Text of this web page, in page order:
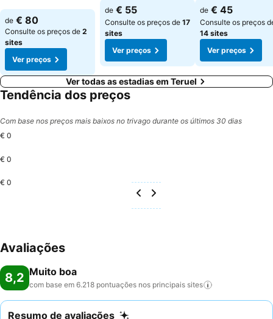
Ver preços
de € 80
Consulte os preços de 2
sites
Ver preços
Ver preços
de € 55
Consulte os preços de 17
sites
Ver preços
Ver preços
de € 45
Consulte os preços
14 sites
Ver preços
Ver todas as estadias em Teruel
Tendência dos preços
Com base nos preços mais baixos no trivago durante os últimos 30 dias
€ 0
€ 0
€ 0
Avaliações
8,2 Muito boa
com base em 6.218 pontuações nos principais sites
Resumo de avaliações